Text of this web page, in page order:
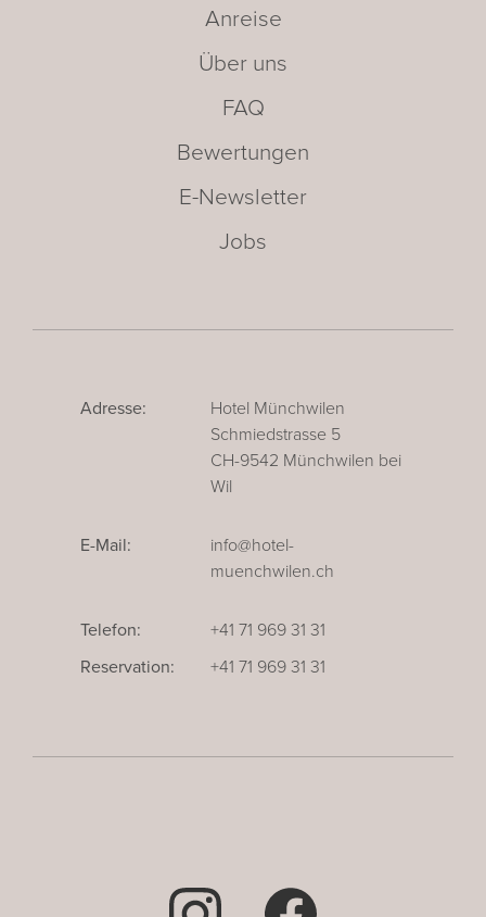
Anreise
Über uns
FAQ
Bewertungen
E-Newsletter
Jobs
Adresse:
Hotel Münchwilen
Schmiedstrasse 5
CH-9542 Münchwilen bei
Wil
E-Mail:
info@hotel-
muenchwilen.ch
Telefon:
+41 71 969 31 31
Reservation:
+41 71 969 31 31